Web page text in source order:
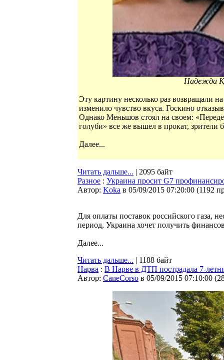
Надежда
Эту картину несколько раз возвращали
изменило чувство вкуса. Госкино
Однако Меньшов стоял на своем:
голуби» все же вышел в прокат, зрители
Далее...
Читать дальше... | 2095 байт
Разное : Украина просит G7
Автор: Koka в 05/09/2015 07:20:00 (1192
Для оплаты поставок российского газа,
период, Украина хочет получить
Далее...
Читать дальше... | 1188 байт
Нарва : В Нарве в ДТП пострадала 7-
Автор: CaneCorso в 05/09/2015 07:10:00 (